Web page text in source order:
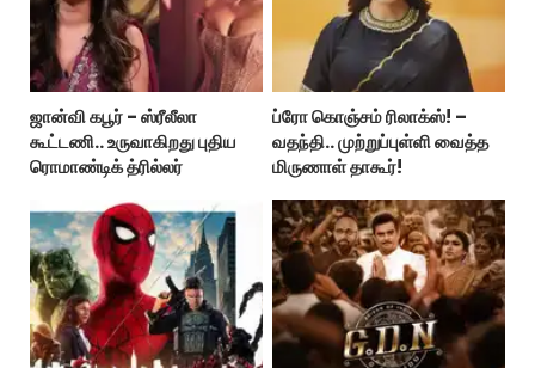
ஜான்வி கபூர் - ஸ்ரீலீலா
கூட்டணி.. உருவாகிறது புதிய
ரொமாண்டிக் த்ரில்லர்
ப்ரோ கொஞ்சம் ரிலாக்ஸ்! –
வதந்தி.. முற்றுப்புள்ளி வைத்த
மிருணாள் தாகூர்!